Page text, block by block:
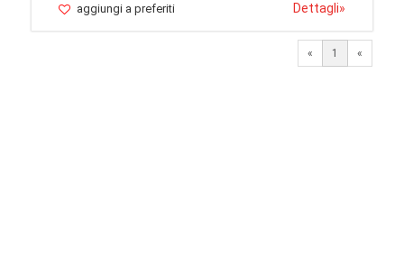
aggiungi a preferiti Dettagli»
« 1 «